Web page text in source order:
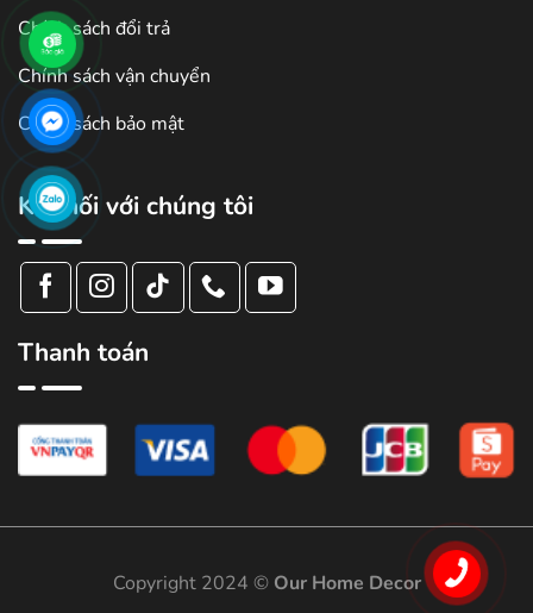
Chính sách đổi trả
Chính sách vận chuyển
Chính sách bảo mật
Kết nối với chúng tôi
Thanh toán
Copyright 2024 © Our Home Decor